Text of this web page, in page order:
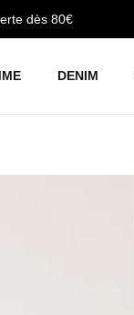
dès 80€
DENIM